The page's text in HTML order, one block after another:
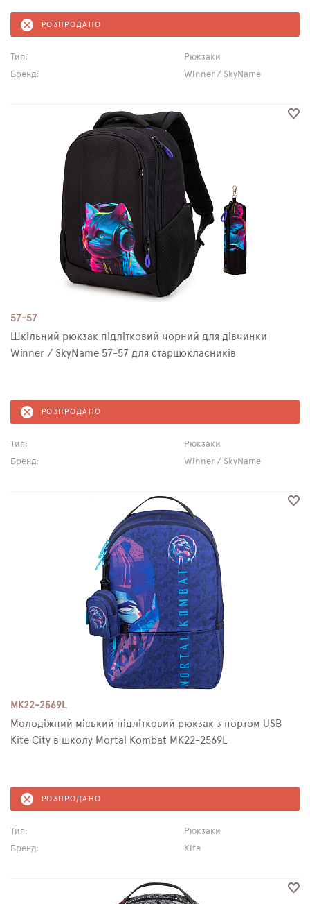
РОЗПРОДАНО
Тип:
Рюкзаки
Бренд:
Winner / SkyName
57-57
Шкільний рюкзак підлітковий чорний для дівчинки
Winner / SkyNamе 57-57 для старшокласників
РОЗПРОДАНО
Тип:
Рюкзаки
Бренд:
Winner / SkyName
MK22-2569L
Молодіжний міський підлітковий рюкзак з портом USB
Kite City в школу Mortal Kombat MK22-2569L
РОЗПРОДАНО
Тип:
Рюкзаки
Бренд:
Kite